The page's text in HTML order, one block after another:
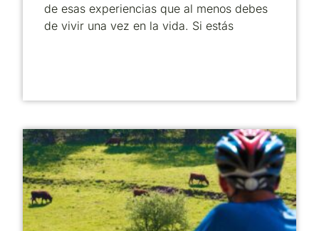
de esas experiencias que al menos debes
de vivir una vez en la vida. Si estás